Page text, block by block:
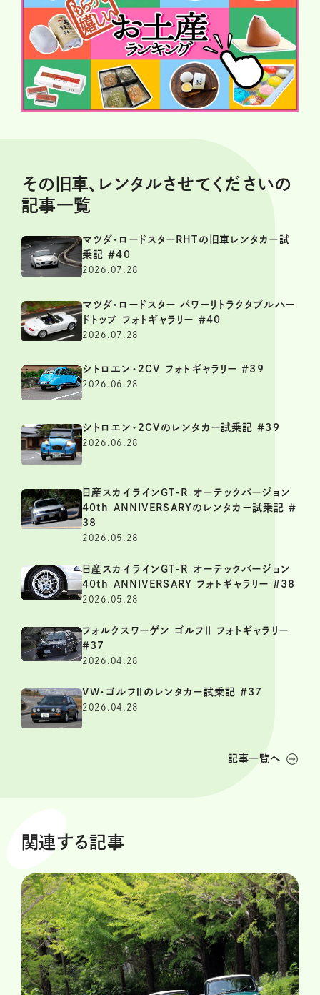
その旧車、レンタルさせてくださいの
記事一覧
マツダ・ロードスターRHTの旧車レンタカー試
乗記 ＃40
2026.07.28
マツダ・ロードスター パワーリトラクタブルハー
ドトップ フォトギャラリー ＃40
2026.07.28
シトロエン・2CV フォトギャラリー ＃39
2026.06.28
シトロエン・2CVのレンタカー試乗記 ＃39
2026.06.28
日産スカイラインGT-R オーテックバージョン
40th ANNIVERSARYのレンタカー試乗記 ＃
38
2026.05.28
日産スカイラインGT-R オーテックバージョン
40th ANNIVERSARY フォトギャラリー ＃38
2026.05.28
フォルクスワーゲン ゴルフⅡ フォトギャラリー
＃37
2026.04.28
VW・ゴルフⅡのレンタカー試乗記 ＃37
2026.04.28
記事一覧へ
関連する記事